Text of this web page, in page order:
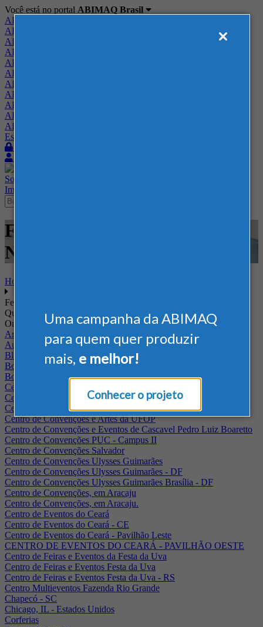
Uma campanha da ABIMAQ
para quem quer produzir
mais, e melhor!
Conhecer o projeto
Você está no portal ABIMAQ Brasil
ABIMAQ Brasil
ABIMAQ Minas Gerais
ABIMAQ Norte-Nordeste
ABIMAQ Paraná
ABIMAQ Piracicaba
ABIMAQ Ribeirão Preto
ABIMAQ Rio de Janeiro
ABIMAQ Rio Grande do Sul
ABIMAQ Santa Catarina
ABIMAQ São Paulo
ABIMAQ Vale do Paraíba
Escritório de Relações Governamentais
Sobre
Imprensa
Feiras - Expo Mag - Feira
Nacional - Saneamento
Home
Feiras
Quando
Onde
Arena Jaguariuna
Auditório Albano Franco - FIEPA
Blumenau - SC
BolognaFiere
Boulevard Olimpico - RJ
Centro Internacional de Convenções do Brasil, em Brasília
Centro de Convenções - SE
Centro de Convenções de Pernambuco - PE
Centro de Convenções e Artes da UFOP
Centro de Convenções e Eventos de Cascavel Pedro Luiz Boaretto
Centro de Convenções PUC - Campus II
Centro de Convenções Salvador
Centro de Convenções Ulysses Guimarães
Centro de Convenções Ulysses Guimarães - DF
Centro de Convenções Ulysses Guimarães Brasília - DF
Centro de Convenções, em Aracaju
Centro de Convenções, em Aracaju.
Centro de Eventos do Ceará
Centro de Eventos do Ceará - CE
Centro de Eventos do Ceará - Pavilhão Leste
CENTRO DE EVENTOS DO CEARÁ - PAVILHÃO OESTE
Centro de Feiras e Eventos da Festa da Uva
Centro de Feiras e Eventos Festa da Uva
Centro de Feiras e Eventos Festa da Uva - RS
Centro Multieventos Fazenda Rio Grande
Chapecó - SC
Chicago, IL - Estados Unidos
Corferias